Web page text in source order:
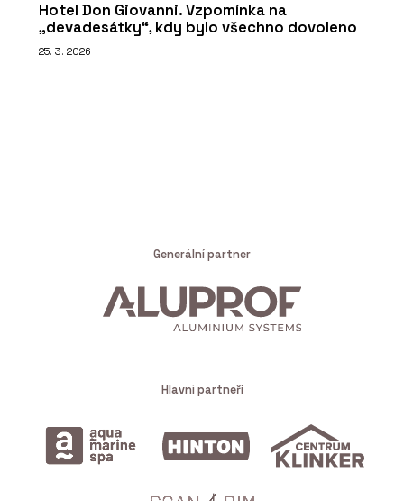
Hotel Don Giovanni. Vzpomínka na
„devadesátky“, kdy bylo všechno dovoleno
25. 3. 2026
Generální partner
Hlavní partneři